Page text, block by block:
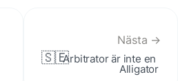
Nästa →
🇸🇪Arbitrator är inte en
Alligator